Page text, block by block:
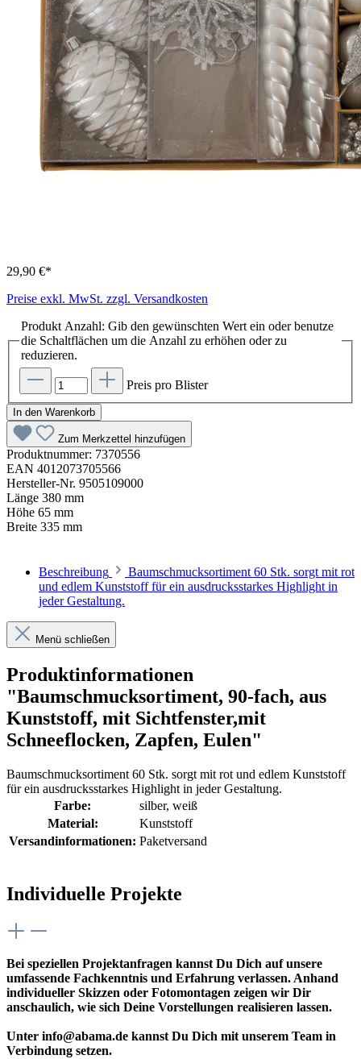
29,90 €*
Preise exkl. MwSt. zzgl. Versandkosten
Produkt Anzahl: Gib den gewünschten Wert ein oder benutze
die Schaltflächen um die Anzahl zu erhöhen oder zu
reduzieren.
Preis pro Blister
In den Warenkorb
Zum Merkzettel hinzufügen
Produktnummer: 7370556
EAN 4012073705566
Hersteller-Nr. 9505109000
Länge 380 mm
Höhe 65 mm
Breite 335 mm
Beschreibung
Baumschmucksortiment 60 Stk. sorgt mit rot
und edlem Kunststoff für ein ausdrucksstarkes Highlight in
jeder Gestaltung.
Menü schließen
Produktinformationen
"Baumschmucksortiment, 90-fach, aus
Kunststoff, mit Sichtfenster,mit
Schneeflocken, Zapfen, Eulen"
Baumschmucksortiment 60 Stk. sorgt mit rot und edlem Kunststoff
für ein ausdrucksstarkes Highlight in jeder Gestaltung.
Farbe:
silber, weiß
Material:
Kunststoff
Versandinformationen: Paketversand
Individuelle Projekte
Bei speziellen Projektanfragen kannst Du Dich auf unsere
umfassende Fachkenntnis und Erfahrung verlassen. Anhand
individueller Skizzen oder Fotomontagen zeigen wir Dir
anschaulich, wie sich Deine Vorstellungen realisieren lassen.
Unter info@abama.de kannst Du Dich mit unserem Team in
Verbindung setzen.